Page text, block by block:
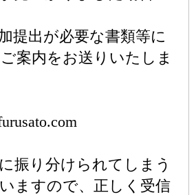
提出が必要な書類等に
案内をお送りいたしま
振り分けられてしまう
ますので、正しく受信